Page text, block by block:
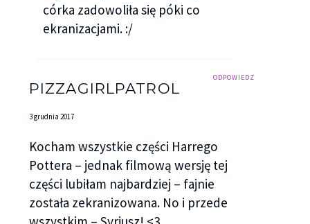
córka zadowoliła się póki co
ekranizacjami. :/
ODPOWIEDZ
PIZZAGIRLPATROL
3 grudnia 2017
Kocham wszystkie części Harrego
Pottera – jednak filmową wersję tej
części lubiłam najbardziej – fajnie
została zekranizowana. No i przede